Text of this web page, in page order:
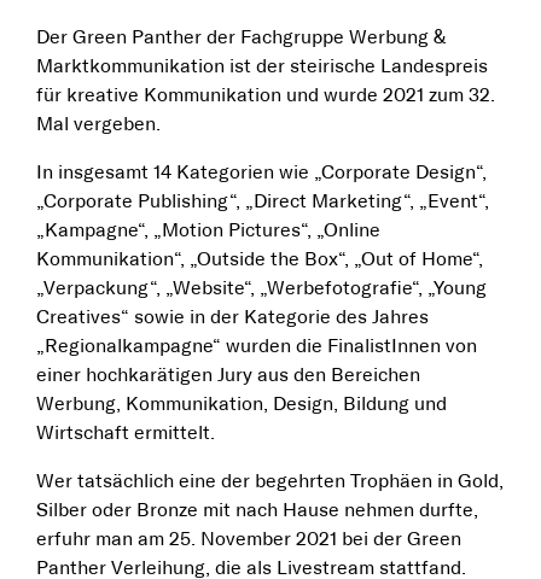
Der Green Panther der Fachgruppe Werbung &
Marktkommunikation ist der steirische Landespreis
für kreative Kommunikation und wurde 2021 zum 32.
Mal vergeben.
In insgesamt 14 Kategorien wie „Corporate Design“,
„Corporate Publishing“, „Direct Marketing“, „Event“,
„Kampagne“, „Motion Pictures“, „Online
Kommunikation“, „Outside the Box“, „Out of Home“,
„Verpackung“, „Website“, „Werbefotografie“, „Young
Creatives“ sowie in der Kategorie des Jahres
„Regionalkampagne“ wurden die FinalistInnen von
einer hochkarätigen Jury aus den Bereichen
Werbung, Kommunikation, Design, Bildung und
Wirtschaft ermittelt.
Wer tatsächlich eine der begehrten Trophäen in Gold,
Silber oder Bronze mit nach Hause nehmen durfte,
erfuhr man am 25. November 2021 bei der Green
Panther Verleihung, die als Livestream stattfand.